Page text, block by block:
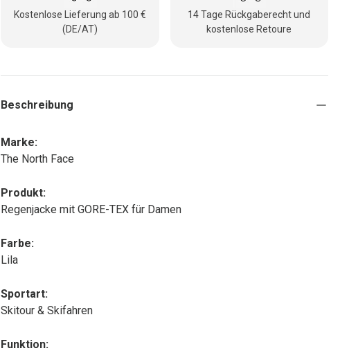
Kostenlose Lieferung ab 100 €
(DE/AT)
14 Tage Rückgaberecht und
kostenlose Retoure
Beschreibung
Marke:
The North Face
Produkt:
Regenjacke mit GORE-TEX für Damen
Farbe:
Lila
Sportart:
Skitour & Skifahren
Funktion: